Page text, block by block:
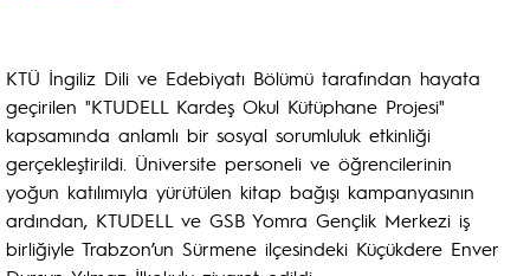
KTÜ İngiliz Dili ve Edebiyatı Bölümü tarafından hayata
geçirilen "KTUDELL Kardeş Okul Kütüphane Projesi"
kapsamında anlamlı bir sosyal sorumluluk etkinliği
gerçekleştirildi. Üniversite personeli ve öğrencilerinin
yoğun katılımıyla yürütülen kitap bağışı kampanyasının
ardından, KTUDELL ve GSB Yomra Gençlik Merkezi iş
birliğiyle Trabzon’un Sürmene ilçesindeki Küçükdere Enver